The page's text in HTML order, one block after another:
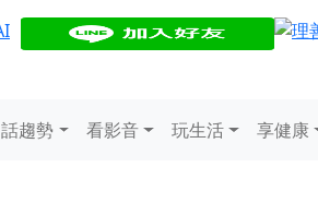
話趨勢 看影音 玩生活 享健康